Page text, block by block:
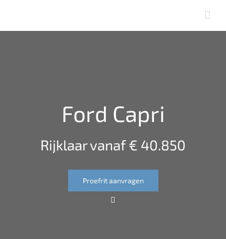
content
Ford Capri
Rijklaar vanaf € 40.850
Proefrit aanvragen